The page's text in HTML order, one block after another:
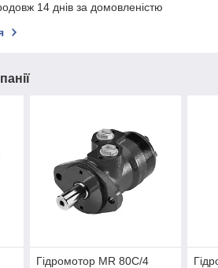
14 днів за домовленістю
Гідромотор МR 80С/4